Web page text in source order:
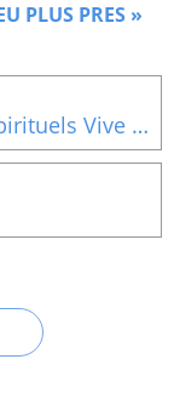
PLUS PRES »
Beaux textes philosophiques et spirituels Vive la liberté